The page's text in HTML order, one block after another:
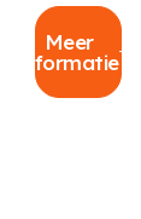
Meer
informatie